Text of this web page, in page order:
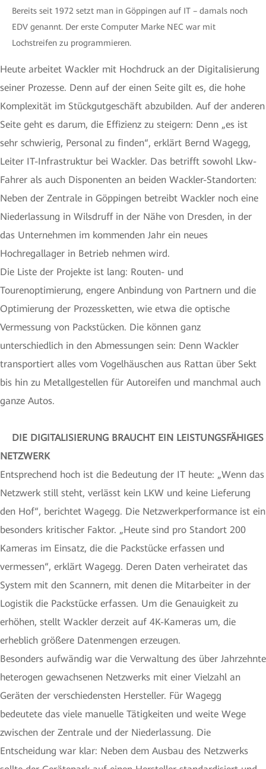
Bereits seit 1972 setzt man in Göppingen auf IT – damals noch
EDV genannt. Der erste Computer Marke NEC war mit
Lochstreifen zu programmieren.
Heute arbeitet Wackler mit Hochdruck an der Digitalisierung
seiner Prozesse. Denn auf der einen Seite gilt es, die hohe
Komplexität im Stückgutgeschäft abzubilden. Auf der anderen
Seite geht es darum, die Effizienz zu steigern: Denn „es ist
sehr schwierig, Personal zu finden“, erklärt Bernd Wagegg,
Leiter IT-Infrastruktur bei Wackler. Das betrifft sowohl Lkw-
Fahrer als auch Disponenten an beiden Wackler-Standorten:
Neben der Zentrale in Göppingen betreibt Wackler noch eine
Niederlassung in Wilsdruff in der Nähe von Dresden, in der
das Unternehmen im kommenden Jahr ein neues
Hochregallager in Betrieb nehmen wird.
Die Liste der Projekte ist lang: Routen- und
Tourenoptimierung, engere Anbindung von Partnern und die
Optimierung der Prozessketten, wie etwa die optische
Vermessung von Packstücken. Die können ganz
unterschiedlich in den Abmessungen sein: Denn Wackler
transportiert alles vom Vogelhäuschen aus Rattan über Sekt
bis hin zu Metallgestellen für Autoreifen und manchmal auch
ganze Autos.
DIE DIGITALISIERUNG BRAUCHT EIN LEISTUNGSFÄHIGES
NETZWERK
Entsprechend hoch ist die Bedeutung der IT heute: „Wenn das
Netzwerk still steht, verlässt kein LKW und keine Lieferung
den Hof“, berichtet Wagegg. Die Netzwerkperformance ist ein
besonders kritischer Faktor. „Heute sind pro Standort 200
Kameras im Einsatz, die die Packstücke erfassen und
vermessen“, erklärt Wagegg. Deren Daten verheiratet das
System mit den Scannern, mit denen die Mitarbeiter in der
Logistik die Packstücke erfassen. Um die Genauigkeit zu
erhöhen, stellt Wackler derzeit auf 4K-Kameras um, die
erheblich größere Datenmengen erzeugen.
Besonders aufwändig war die Verwaltung des über Jahrzehnte
heterogen gewachsenen Netzwerks mit einer Vielzahl an
Geräten der verschiedensten Hersteller. Für Wagegg
bedeutete das viele manuelle Tätigkeiten und weite Wege
zwischen der Zentrale und der Niederlassung. Die
Entscheidung war klar: Neben dem Ausbau des Netzwerks